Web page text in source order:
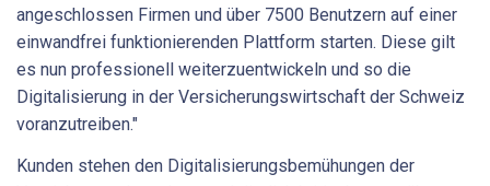
angeschlossen Firmen und über 7500 Benutzern auf einer
einwandfrei funktionierenden Plattform starten. Diese gilt
es nun professionell weiterzuentwickeln und so die
Digitalisierung in der Versicherungswirtschaft der Schweiz
voranzutreiben."
Kunden stehen den Digitalisierungsbemühungen der